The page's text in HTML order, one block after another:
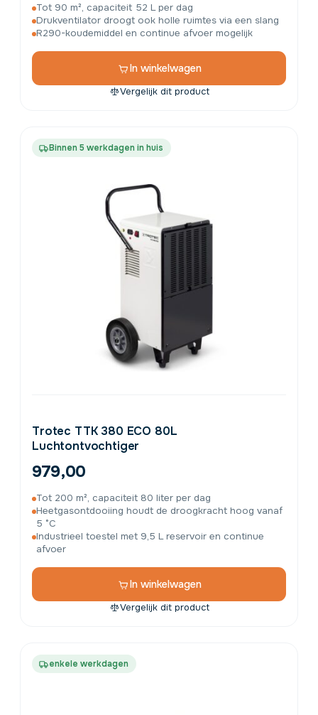
Tot 90 m², capaciteit 52 L per dag
Drukventilator droogt ook holle ruimtes via een slang
R290-koudemiddel en continue afvoer mogelijk
In winkelwagen
Vergelijk dit product
Binnen 5 werkdagen in huis
Trotec TTK 380 ECO 80L
Luchtontvochtiger
979,00
Tot 200 m², capaciteit 80 liter per dag
Heetgasontdooiing houdt de droogkracht hoog vanaf
5 °C
Industrieel toestel met 9,5 L reservoir en continue
afvoer
In winkelwagen
Vergelijk dit product
enkele werkdagen